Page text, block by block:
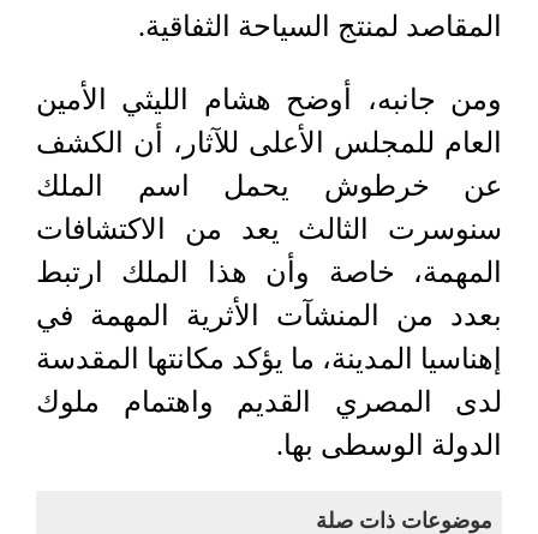
المقاصد لمنتج السياحة الثفاقية.
ومن جانبه، أوضح هشام الليثي الأمين
العام للمجلس الأعلى للآثار، أن الكشف
عن خرطوش يحمل اسم الملك
سنوسرت الثالث يعد من الاكتشافات
المهمة، خاصة وأن هذا الملك ارتبط
بعدد من المنشآت الأثرية المهمة في
إهناسيا المدينة، ما يؤكد مكانتها المقدسة
لدى المصري القديم واهتمام ملوك
الدولة الوسطى بها.
موضوعات ذات صلة